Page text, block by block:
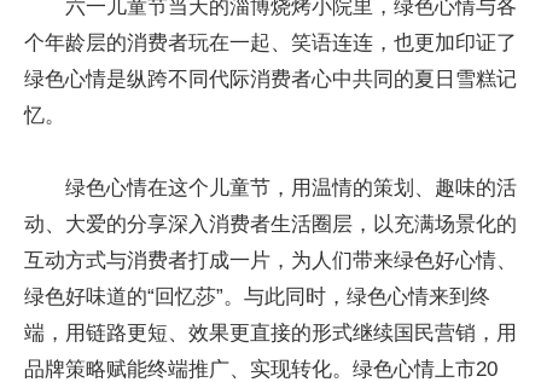
六一儿童节当天的淄博烧烤小院里，绿色心情与各
个年龄层的消费者玩在一起、笑语连连，也更加印证了
绿色心情是纵跨不同代际消费者心中共同的夏日雪糕记
忆。
绿色心情在这个儿童节，用温情的策划、趣味的活
动、大爱的分享深入消费者生活圈层，以充满场景化的
互动方式与消费者打成一片，为人们带来绿色好心情、
绿色好味道的“回忆莎”。与此同时，绿色心情来到终
端，用链路更短、效果更直接的形式继续国民营销，用
品牌策略赋能终端推广、实现转化。绿色心情上市20